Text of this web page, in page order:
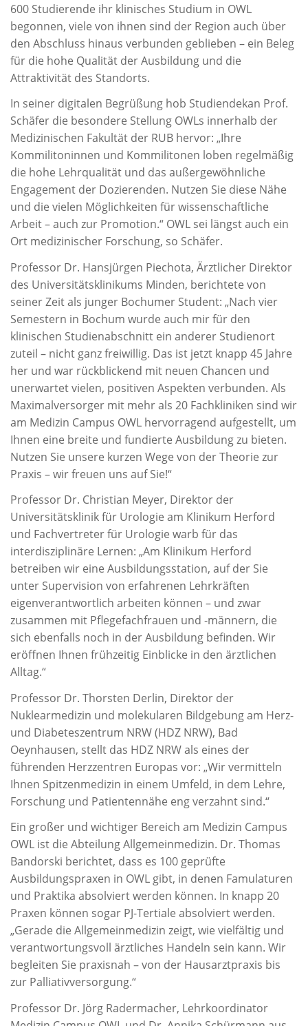
600 Studierende ihr klinisches Studium in OWL
begonnen, viele von ihnen sind der Region auch über
den Abschluss hinaus verbunden geblieben – ein Beleg
für die hohe Qualität der Ausbildung und die
Attraktivität des Standorts.
In seiner digitalen Begrüßung hob Studiendekan Prof.
Schäfer die besondere Stellung OWLs innerhalb der
Medizinischen Fakultät der RUB hervor: „Ihre
Kommilitoninnen und Kommilitonen loben regelmäßig
die hohe Lehrqualität und das außergewöhnliche
Engagement der Dozierenden. Nutzen Sie diese Nähe
und die vielen Möglichkeiten für wissenschaftliche
Arbeit – auch zur Promotion.“ OWL sei längst auch ein
Ort medizinischer Forschung, so Schäfer.
Professor Dr. Hansjürgen Piechota, Ärztlicher Direktor
des Universitätsklinikums Minden, berichtete von
seiner Zeit als junger Bochumer Student: „Nach vier
Semestern in Bochum wurde auch mir für den
klinischen Studienabschnitt ein anderer Studienort
zuteil – nicht ganz freiwillig. Das ist jetzt knapp 45 Jahre
her und war rückblickend mit neuen Chancen und
unerwartet vielen, positiven Aspekten verbunden. Als
Maximalversorger mit mehr als 20 Fachkliniken sind wir
am Medizin Campus OWL hervorragend aufgestellt, um
Ihnen eine breite und fundierte Ausbildung zu bieten.
Nutzen Sie unsere kurzen Wege von der Theorie zur
Praxis – wir freuen uns auf Sie!“
Professor Dr. Christian Meyer, Direktor der
Universitätsklinik für Urologie am Klinikum Herford
und Fachvertreter für Urologie warb für das
interdisziplinäre Lernen: „Am Klinikum Herford
betreiben wir eine Ausbildungsstation, auf der Sie
unter Supervision von erfahrenen Lehrkräften
eigenverantwortlich arbeiten können – und zwar
zusammen mit Pflegefachfrauen und -männern, die
sich ebenfalls noch in der Ausbildung befinden. Wir
eröffnen Ihnen frühzeitig Einblicke in den ärztlichen
Alltag.“
Professor Dr. Thorsten Derlin, Direktor der
Nuklearmedizin und molekularen Bildgebung am Herz-
und Diabeteszentrum NRW (HDZ NRW), Bad
Oeynhausen, stellt das HDZ NRW als eines der
führenden Herzzentren Europas vor: „Wir vermitteln
Ihnen Spitzenmedizin in einem Umfeld, in dem Lehre,
Forschung und Patientennähe eng verzahnt sind.“
Ein großer und wichtiger Bereich am Medizin Campus
OWL ist die Abteilung Allgemeinmedizin. Dr. Thomas
Bandorski berichtet, dass es 100 geprüfte
Ausbildungspraxen in OWL gibt, in denen Famulaturen
und Praktika absolviert werden können. In knapp 20
Praxen können sogar PJ-Tertiale absolviert werden.
„Gerade die Allgemeinmedizin zeigt, wie vielfältig und
verantwortungsvoll ärztliches Handeln sein kann. Wir
begleiten Sie praxisnah – von der Hausarztpraxis bis
zur Palliativversorgung.“
Professor Dr. Jörg Radermacher, Lehrkoordinator